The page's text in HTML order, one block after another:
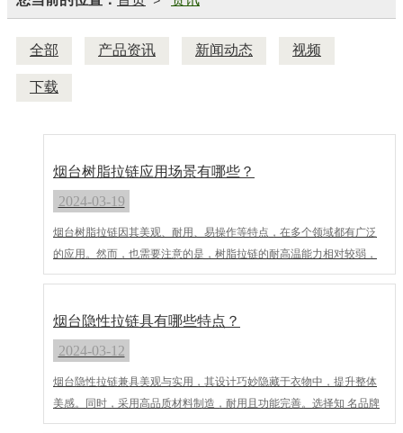
全部 产品资讯 新闻动态 视频
下载
烟台树脂拉链应用场景有哪些？
2024-03-19
烟台树脂拉链因其美观、耐用、易操作等特点，在多个领域都有广泛
的应用。然而，也需要注意的是，树脂拉链的耐高温能力相对较弱，
因此在一些需要承受高温的场合可能需要谨慎选择或使用其他类型的
烟台隐性拉链具有哪些特点？
2024-03-12
烟台隐性拉链兼具美观与实用，其设计巧妙隐藏于衣物中，提升整体
美感。同时，采用高品质材料制造，耐用且功能完善。选择知 名品牌
更可确保质量与服务的双重保障，无论是日常穿着还是特殊场合，都